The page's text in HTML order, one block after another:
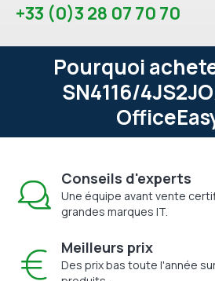
+33 (0)3 28 07 70 70
Pourquoi
SN4116/
Conseils d'experts
Une équipe avant vente
grandes marques IT.
Meilleurs prix
Des prix bas toute l'année